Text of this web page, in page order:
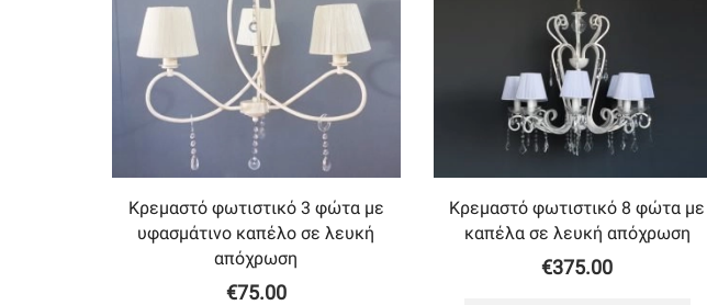
Κρεμαστό φωτιστικό 3 φώτα με
υφασμάτινο καπέλο σε λευκή
απόχρωση
€75.00
Κρεμαστό φωτιστικό 8 φώτα με
καπέλα σε λευκή απόχρωση
€375.00